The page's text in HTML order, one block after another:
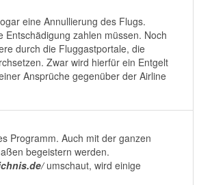
eine Annullierung des Flugs.
zahlen müssen. Noch
durch die Fluggastportale, die
Zwar wird hierfür ein Entgelt
Ansprüche gegenüber der Airline
Programm. Auch mit der ganzen
begeistern werden.
umschaut, wird einige